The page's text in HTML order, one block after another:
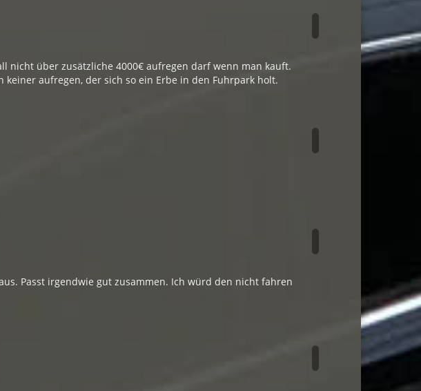
nicht über zusätzliche 4000€ aufregen darf wenn man kauft.
aufregen, der sich so ein Erbe in den Fuhrpark holt.
Passt irgendwie gut zusammen. Ich würd den nicht fahren